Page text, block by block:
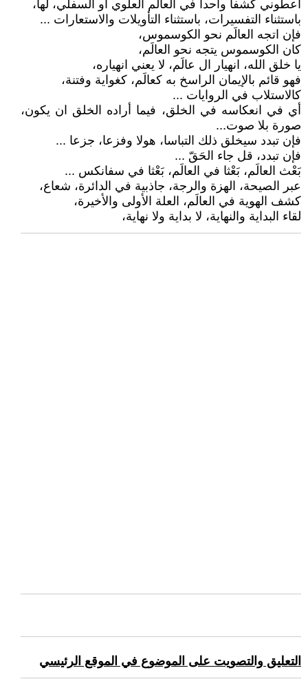
أعطوني كشفا واحدا في العالَم العلوي او السفلي، لها،
باستثناء التفسيرات، باستثناء التأويلات والاستعارات ...
فإن اتجه العالَم نحو الكوسموس،
كان الكوسموس يتجه نحو العالَم،
يا خلق الله، انهيار ال عالَم، لا يعني انهياره،
فهو قائم بالإيمان الراسخ به كعالَم، كغواية وفتنة،
كالاستلاب في الروايات ...
أي في انعكاسه في الخلق، فيما أراده الخلق ان يكون،
صورة بلا صوت...
فإن تبدد سيخلق ذلك التباسا، هولا وفزعا، جزعا ...
فإن تبدد، قل جاء الحَقّ ...
بَعْث العالَم، بَعْثا في العالَم، بَعْثا في سفانكس ...
عبر الصيحة، الهزة والرجة، جاذبية في الدائرة، شعاع،
كشف الهوية في العالَم، العلة الأولى والأخيرة،
لقاء البداية والنهاية، لا بداية ولا نهاية،
التعليق والتصويت على الموضوع في الموقع الرئيسي